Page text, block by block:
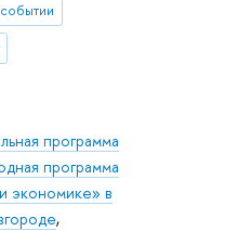
программа
программа
экономике» в
,